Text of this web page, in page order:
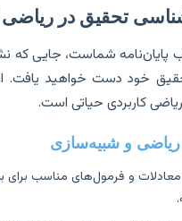
شماست، جایی که نشان
دست خواهید یافت.
حیاتی است.
و شبیه‌سازی
و فرمول‌های مناسب برای بیان